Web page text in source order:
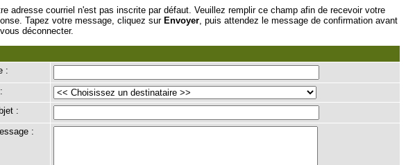
adresse courriel n'est pas inscrite par défaut. Veuillez remplir ce champ afin de recevoir votre
Tapez votre message, cliquez sur Envoyer , puis attendez le message de confirmation avant
déconnecter.
:
:
: